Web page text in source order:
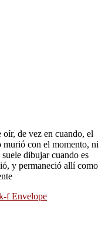
de vez en cuando, el
murió con el momento, ni
dibujar cuando es
y permaneció allí como
f Envelope